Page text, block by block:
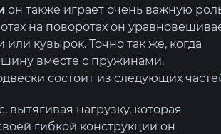
он также играет очень важную
на поворотах он
кувырок. Точно так же, когда
вместе с пружинами,
состоит из следующих
нагрузку, которая
гибкой конструкции он
Как
увеличивается
давление